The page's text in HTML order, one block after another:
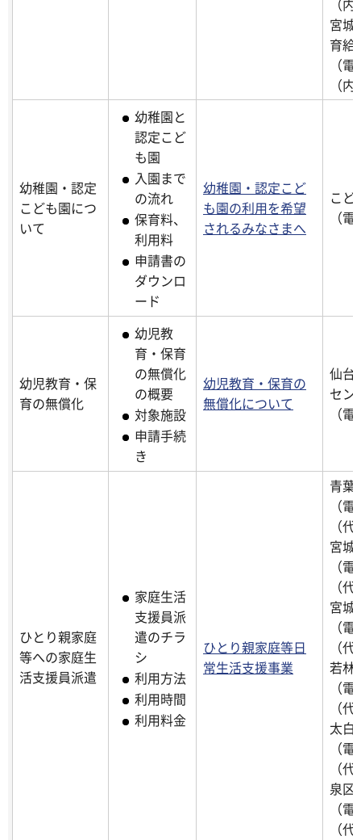
（
宮城
育給
（
（
幼稚園・認定
こども園につ
いて
幼稚園と
認定こど
も園
入園まで
の流れ
保育料、
利用料
申請書の
ダウンロ
ード
幼稚園・認定こど
も園の利用を希望
されるみなさまへ
こど
（
幼児教育・保
育の無償化
幼児教
育・保育
の無償化
の概要
対象施設
申請手続
き
幼児教育・保育の
無償化について
仙台
セン
（
ひとり親家庭
等への家庭生
活支援員派遣
家庭生活
支援員派
遣のチラ
シ
利用方法
利用時間
利用料金
ひとり親家庭等日
常生活支援事業
青葉
（
（
宮城
（
（
宮城
（
（
若林
（
（
太白
（
（
泉区
（
（